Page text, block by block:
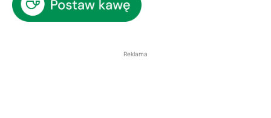
Reklama